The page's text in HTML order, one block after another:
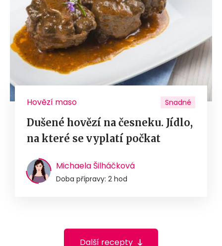
Hovězí maso Snadné
Dušené hovězí na česneku. Jídlo,
na které se vyplatí počkat
Michaela Šilháčková
Doba přípravy: 2 hod
Další recepty